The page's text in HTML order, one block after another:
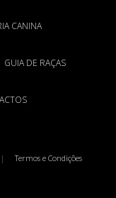
CANINA
GUIA DE RAÇAS
Termos e Condições